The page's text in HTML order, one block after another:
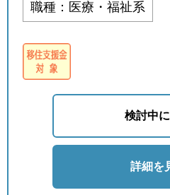
職種：医療・福祉系
検討中
詳細を